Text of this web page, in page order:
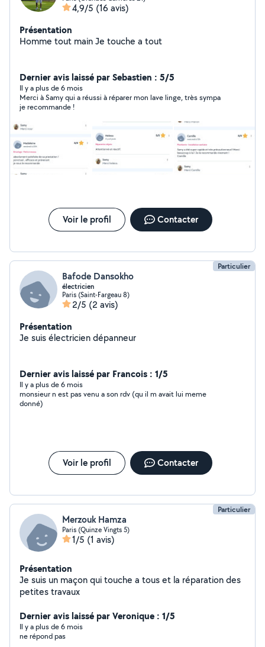
4,9/5 (16 avis)
Présentation
Homme tout main Je touche a tout
Dernier avis laissé par Sebastien : 5/5
Il y a plus de 6 mois
Merci à Samy qui a réussi à réparer mon lave linge, très sympa
je recommande !
Voir le profil Contacter
Particulier
Bafode Dansokho
électricien
Paris (Saint-Fargeau 8)
2/5 (2 avis)
Présentation
Je suis électricien dépanneur
Dernier avis laissé par Francois : 1/5
Il y a plus de 6 mois
monsieur n est pas venu a son rdv (qu il m avait lui meme
donné)
Voir le profil Contacter
Particulier
Merzouk Hamza
Paris (Quinze Vingts 5)
1/5 (1 avis)
Présentation
Je suis un maçon qui touche a tous et la réparation des
petites travaux
Dernier avis laissé par Veronique : 1/5
Il y a plus de 6 mois
ne répond pas